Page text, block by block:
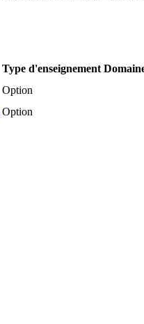
Type d'enseignement
Option
Option